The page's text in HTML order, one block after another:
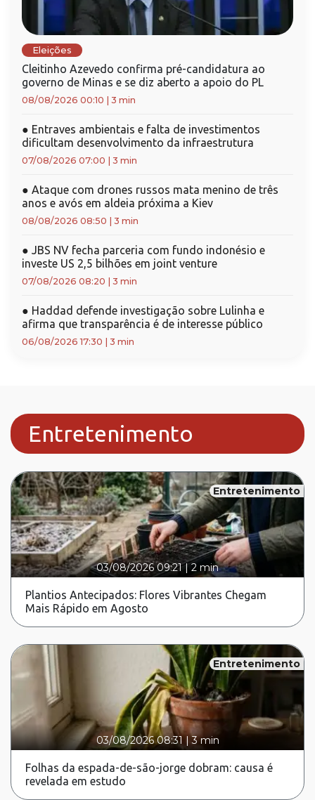
Eleições
Cleitinho Azevedo confirma pré-candidatura ao
governo de Minas e se diz aberto a apoio do PL
08/08/2026 00:10 3 min
● Entraves ambientais e falta de investimentos
dificultam desenvolvimento da infraestrutura
07/08/2026 07:00 3 min
● Ataque com drones russos mata menino de três
anos e avós em aldeia próxima a Kiev
08/08/2026 08:50 3 min
● JBS NV fecha parceria com fundo indonésio e
investe US 2,5 bilhões em joint venture
07/08/2026 08:20 3 min
● Haddad defende investigação sobre Lulinha e
afirma que transparência é de interesse público
06/08/2026 17:30 3 min
Entretenimento
Entretenimento
03/08/2026 09:21|2 min
Plantios Antecipados: Flores Vibrantes Chegam
Mais Rápido em Agosto
Entretenimento
03/08/2026 08:31 |3 min
Folhas da espada-de-são-jorge dobram: causa é
revelada em estudo